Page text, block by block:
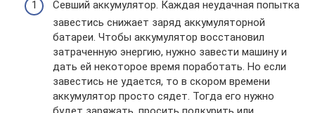
Севший аккумулятор. Каждая неудачная попытка
завестись снижает заряд аккумуляторной
батареи. Чтобы аккумулятор восстановил
затраченную энергию, нужно завести машину и
дать ей некоторое время поработать. Но если
завестись не удается, то в скором времени
аккумулятор просто сядет. Тогда его нужно